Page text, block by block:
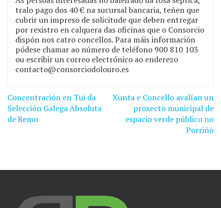
tralo pago dos 40 € na sucursal bancaria, teñen que
cubrir un impreso de solicitude que deben entregar
por rexistro en calquera das oficinas que o Consorcio
dispón nos catro concellos. Para máis información
pódese chamar ao número de teléfono 900 810 103
ou escribir un correo electrónico ao enderezo
contacto@consorciodolouro.es
Navegación
de
Concentración en Tui da
Selección Galega Absoluta
de Remo
Xunta e Concello avalían un
proxecto municipal de
espacio verde público no
Porriño